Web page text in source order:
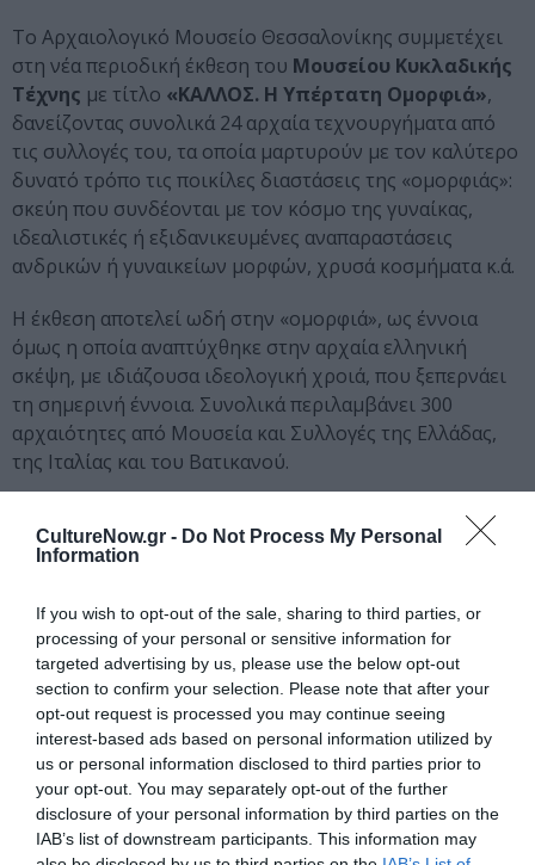
CultureNow.gr - Do Not Process My Personal
Information
If you wish to opt-out of the sale, sharing to third parties, or
processing of your personal or sensitive information for
targeted advertising by us, please use the below opt-out
section to confirm your selection. Please note that after your
opt-out request is processed you may continue seeing
interest-based ads based on personal information utilized by
us or personal information disclosed to third parties prior to
your opt-out. You may separately opt-out of the further
disclosure of your personal information by third parties on the
IAB’s list of downstream participants. This information may
Το Αρχαιολογικό Μουσείο Θεσσαλονίκης συμμετέχει
στη νέα περιοδική έκθεση του Μουσείου Κυκλαδικής
Τέχνης με τίτλο «ΚΑΛΛΟΣ. Η Υπέρτατη Ομορφιά»,
δανείζοντας συνολικά 24 αρχαία τεχνουργήματα από
τις συλλογές του, τα οποία μαρτυρούν με τον καλύτερο
δυνατό τρόπο τις ποικίλες διαστάσεις της «ομορφιάς»:
σκεύη που συνδέονται με τον κόσμο της γυναίκας,
ιδεαλιστικές ή εξιδανικευμένες αναπαραστάσεις
ανδρικών ή γυναικείων μορφών, χρυσά κοσμήματα κ.ά.
Η έκθεση αποτελεί ωδή στην «ομορφιά», ως έννοια
όμως η οποία αναπτύχθηκε στην αρχαία ελληνική
σκέψη, με ιδιάζουσα ιδεολογική χροιά, που ξεπερνάει
τη σημερινή έννοια. Συνολικά περιλαμβάνει 300
αρχαιότητες από Μουσεία και Συλλογές της Ελλάδας,
της Ιταλίας και του Βατικανού.
Ταυτότητα
Ακολουθήστε το Culturenow.gr στοGoogle News
μάθετε πρώτοι όλες τις ειδήσεις
Δείτε όλα τατελευταία νέαγια την Τέχνη και τον
Πολιτισμό στοCulturenow.gr
Νέοι Διαγωνισμοί ❯